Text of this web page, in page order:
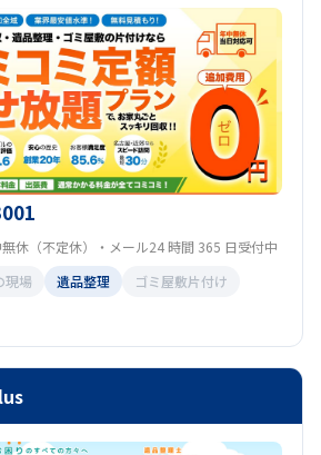
休（不定休）・メール24 時間 365 日受付中
現場 遺品整理
ゴミ屋敷片付け